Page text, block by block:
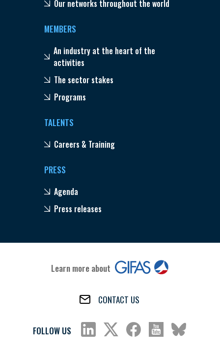
Our networks throughout the world
MEMBERS
An industry at the heart of the
activities
The sector stakes
Programs
TALENTS
Careers & Training
PRESS
Agenda
Press releases
Learn more about
CONTACT US
FOLLOW US